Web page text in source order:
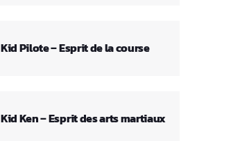
Kid Pilote – Esprit de la course
Kid Ken – Esprit des arts martiaux